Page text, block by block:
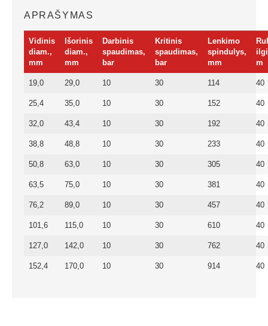
APRAŠYMAS
Vidinis
diam.,
mm
Išorinis
diam.,
mm
Darbinis
spaudimas,
bar
Kritinis
spaudimas,
bar
Lenkimo
spindulys,
mm
m
19,0 29,0 10 30 114 40
25,4 35,0 10 30 152 40
32,0 43,4 10 30 192 40
38,8 48,8 10 30 233 40
50,8 63,0 10 30 305 40
63,5 75,0 10 30 381 40
76,2 89,0 10 30 457 40
101,6 115,0 10 30 610 40
127,0 142,0 10 30 762 40
152,4 170,0 10 30 914 40